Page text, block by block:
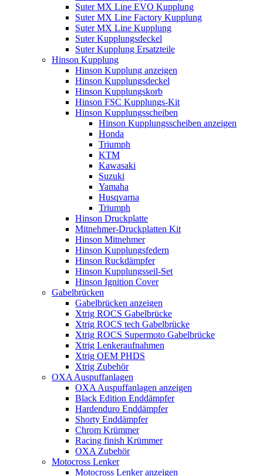
Suter MX Line EVO Kupplung
Suter MX Line Factory Kupplung
Suter MX Line Kupplung
Suter Kupplungsdeckel
Suter Kupplung Ersatzteile
Hinson Kupplung
Hinson Kupplung anzeigen
Hinson Kupplungsdeckel
Hinson Kupplungskorb
Hinson FSC Kupplungs-Kit
Hinson Kupplungsscheiben
Hinson Kupplungsscheiben anzeigen
Honda
Triumph
KTM
Kawasaki
Suzuki
Yamaha
Husqvarna
Triumph
Hinson Druckplatte
Mitnehmer-Druckplatten Kit
Hinson Mitnehmer
Hinson Kupplungsfedern
Hinson Ruckdämpfer
Hinson Kupplungsseil-Set
Hinson Ignition Cover
Gabelbrücken
Gabelbrücken anzeigen
Xtrig ROCS Gabelbrücke
Xtrig ROCS tech Gabelbrücke
Xtrig ROCS Supermoto Gabelbrücke
Xtrig Lenkeraufnahmen
Xtrig OEM PHDS
Xtrig Zubehör
OXA Auspuffanlagen
OXA Auspuffanlagen anzeigen
Black Edition Enddämpfer
Hardenduro Enddämpfer
Shorty Enddämpfer
Chrom Krümmer
Racing finish Krümmer
OXA Zubehör
Motocross Lenker
Motocross Lenker anzeigen